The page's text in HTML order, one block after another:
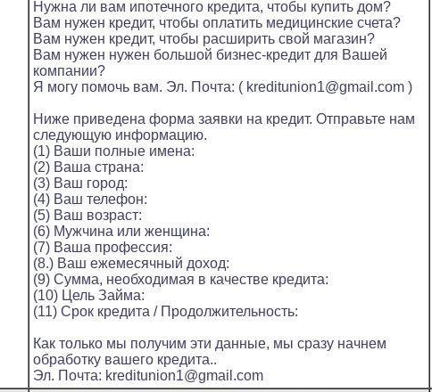
Нужна ли вам ипотечного кредита, чтобы купить дом?
Вам нужен кредит, чтобы оплатить медицинские счета?
Вам нужен кредит, чтобы расширить свой магазин?
Вам нужен нужен большой бизнес-кредит для Вашей
компании?
Я могу помочь вам. Эл. Почта: ( kreditunion1@gmail.com )
Ниже приведена форма заявки на кредит. Отправьте нам
следующую информацию.
(1) Ваши полные имена:
(2) Ваша страна:
(3) Ваш город:
(4) Ваш телефон:
(5) Ваш возраст:
(6) Мужчина или женщина:
(7) Ваша профессия:
(8.) Ваш ежемесячный доход:
(9) Сумма, необходимая в качестве кредита:
(10) Цель Займа:
(11) Срок кредита / Продолжительность:
Как только мы получим эти данные, мы сразу начнем
обработку вашего кредита..
Эл. Почта: kreditunion1@gmail.com